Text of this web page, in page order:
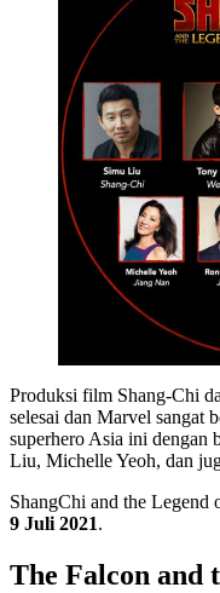
Produksi film Shang-Chi
selesai dan Marvel sangat
superhero Asia ini dengan
Liu, Michelle Yeoh, dan
ShangChi and the Legend
9 Juli 2021.
The Falcon and